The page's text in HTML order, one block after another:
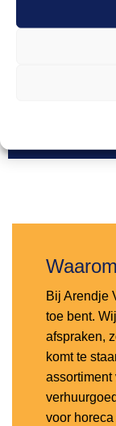
Bij Arendje
toe bent.
afspraken,
komt te
assortiment
voor